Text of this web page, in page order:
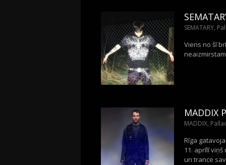
SEMATARY,
Viens no šī
MADDIX
MADDIX,
Rīga
11. aprīlī
un trance